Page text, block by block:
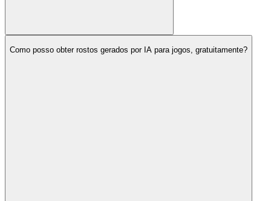
Como posso obter rostos gerados por IA para jogos, gratuitamente?